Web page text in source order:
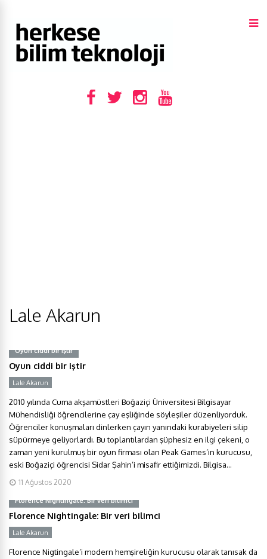
Lale Akarun
Oyun ciddi bir iştir
Oyun ciddi bir iştir
Lale Akarun
2010 yılında Cuma akşamüstleri Boğaziçi Üniversitesi Bilgisayar
Mühendisliği öğrencilerine çay eşliğinde söyleşiler düzenliyorduk.
Öğrenciler konuşmaları dinlerken çayın yanındaki kurabiyeleri silip
süpürmeye geliyorlardı. Bu toplantılardan şüphesiz en ilgi çekeni, o
zaman yeni kurulmuş bir oyun firması olan Peak Games’in kurucusu,
eski Boğaziçi öğrencisi Sidar Şahin’i misafir ettiğimizdi. Bilgisa...
11 Ağustos 2020
Florence Nightingale: Bir veri bilimci
Florence Nightingale: Bir veri bilimci
Lale Akarun
Florence Nigtingale’i modern hemşireliğin kurucusu olarak tanısak da